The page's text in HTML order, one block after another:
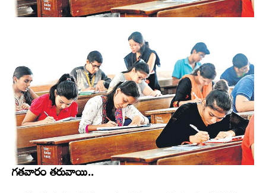
గతవారం తరువాయి..